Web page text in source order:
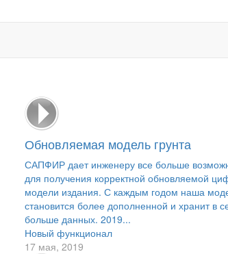
Обновляемая модель грунта
САПФИР дает инженеру все больше
для получения корректной обновляемой
модели издания. С каждым годом наша
становится более дополненной и хранит в
больше данных. 2019...
Новый функционал
17 мая, 2019